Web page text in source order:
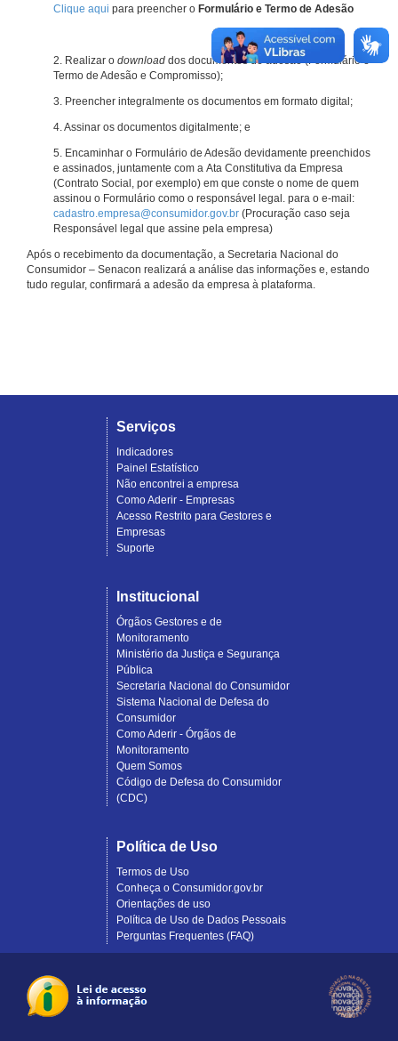
Clique aqui para preencher o Formulário e Termo de Adesão
2. Realizar o download dos documentos de adesão (Formulário e
Termo de Adesão e Compromisso);
3. Preencher integralmente os documentos em formato digital;
4. Assinar os documentos digitalmente; e
5. Encaminhar o Formulário de Adesão devidamente preenchidos
e assinados, juntamente com a Ata Constitutiva da Empresa
(Contrato Social, por exemplo) em que conste o nome de quem
assinou o Formulário como o responsável legal. para o e-mail:
cadastro.empresa@consumidor.gov.br (Procuração caso seja
Responsável legal que assine pela empresa)
Após o recebimento da documentação, a Secretaria Nacional do
Consumidor – Senacon realizará a análise das informações e, estando
tudo regular, confirmará a adesão da empresa à plataforma.
Serviços
Indicadores
Painel Estatístico
Não encontrei a empresa
Como Aderir - Empresas
Acesso Restrito para Gestores e
Empresas
Suporte
Institucional
Órgãos Gestores e de
Monitoramento
Ministério da Justiça e Segurança
Pública
Secretaria Nacional do Consumidor
Sistema Nacional de Defesa do
Consumidor
Como Aderir - Órgãos de
Monitoramento
Quem Somos
Código de Defesa do Consumidor
(CDC)
Política de Uso
Termos de Uso
Conheça o Consumidor.gov.br
Orientações de uso
Política de Uso de Dados Pessoais
Perguntas Frequentes (FAQ)